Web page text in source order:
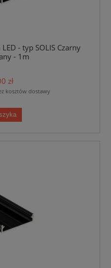
- typ SOLIS Czarny
- 1m
zł
kosztów dostawy